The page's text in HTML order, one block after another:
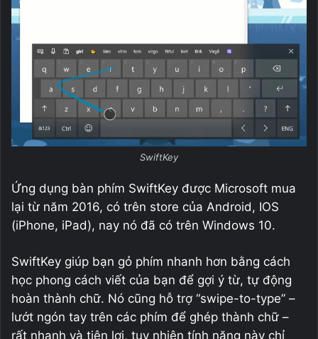
SwiftKey
Ứng dụng bàn phím SwiftKey được Microsoft mua
lại từ năm 2016, có trên store của Android, IOS
(iPhone, iPad), nay nó đã có trên Windows 10.
SwiftKey giúp bạn gỏ phím nhanh hơn bằng cách
học phong cách viết của bạn để gợi ý từ, tự động
hoàn thành chữ. Nó cũng hỗ trợ “swipe-to-type” –
lướt ngón tay trên các phím để ghép thành chữ –
rất nhanh và tiện lợi, tuy nhiên tính năng này chỉ